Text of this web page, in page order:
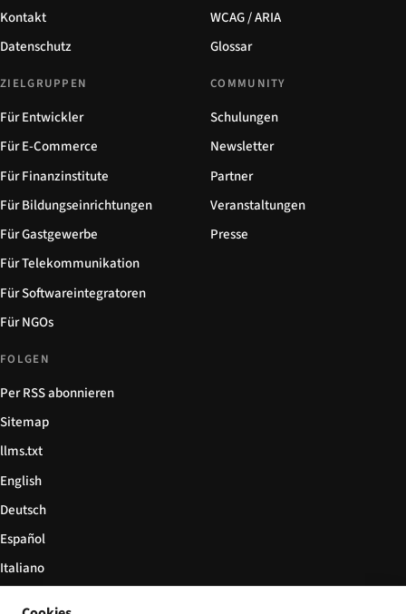
Kontakt
Datenschutz
WCAG / ARIA
Glossar
ZIELGRUPPEN
Für Entwickler
Für E-Commerce
Für Finanzinstitute
Für Bildungseinrichtungen
Für Gastgewerbe
Für Telekommunikation
Für Softwareintegratoren
Für NGOs
COMMUNITY
Schulungen
Newsletter
Partner
Veranstaltungen
Presse
FOLGEN
Per RSS abonnieren
Sitemap
llms.txt
English
Deutsch
Español
Italiano